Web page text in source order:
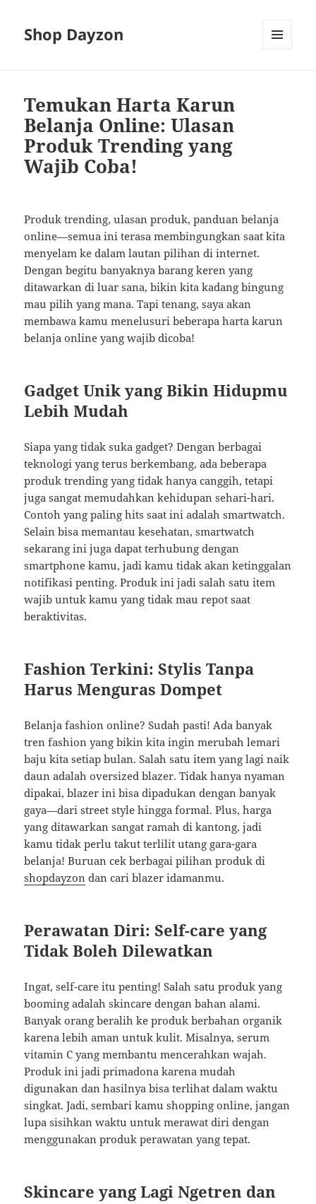
Shop Dayzon
Temukan Harta Karun
Belanja Online: Ulasan
Produk Trending yang
Wajib Coba!
Produk trending, ulasan produk, panduan belanja
online—semua ini terasa membingungkan saat kita
menyelam ke dalam lautan pilihan di internet.
Dengan begitu banyaknya barang keren yang
ditawarkan di luar sana, bikin kita kadang bingung
mau pilih yang mana. Tapi tenang, saya akan
membawa kamu menelusuri beberapa harta karun
belanja online yang wajib dicoba!
Gadget Unik yang Bikin Hidupmu
Lebih Mudah
Siapa yang tidak suka gadget? Dengan berbagai
teknologi yang terus berkembang, ada beberapa
produk trending yang tidak hanya canggih, tetapi
juga sangat memudahkan kehidupan sehari-hari.
Contoh yang paling hits saat ini adalah smartwatch.
Selain bisa memantau kesehatan, smartwatch
sekarang ini juga dapat terhubung dengan
smartphone kamu, jadi kamu tidak akan ketinggalan
notifikasi penting. Produk ini jadi salah satu item
wajib untuk kamu yang tidak mau repot saat
beraktivitas.
Fashion Terkini: Stylis Tanpa
Harus Menguras Dompet
Belanja fashion online? Sudah pasti! Ada banyak
tren fashion yang bikin kita ingin merubah lemari
baju kita setiap bulan. Salah satu item yang lagi naik
daun adalah oversized blazer. Tidak hanya nyaman
dipakai, blazer ini bisa dipadukan dengan banyak
gaya—dari street style hingga formal. Plus, harga
yang ditawarkan sangat ramah di kantong, jadi
kamu tidak perlu takut terlilit utang gara-gara
belanja! Buruan cek berbagai pilihan produk di
shopdayzon dan cari blazer idamanmu.
Perawatan Diri: Self-care yang
Tidak Boleh Dilewatkan
Ingat, self-care itu penting! Salah satu produk yang
booming adalah skincare dengan bahan alami.
Banyak orang beralih ke produk berbahan organik
karena lebih aman untuk kulit. Misalnya, serum
vitamin C yang membantu mencerahkan wajah.
Produk ini jadi primadona karena mudah
digunakan dan hasilnya bisa terlihat dalam waktu
singkat. Jadi, sembari kamu shopping online, jangan
lupa sisihkan waktu untuk merawat diri dengan
menggunakan produk perawatan yang tepat.
Skincare yang Lagi Ngetren dan